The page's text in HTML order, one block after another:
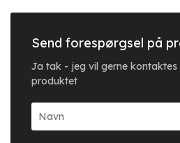
Send forespørgsel på
Ja tak - jeg vil gerne kontaktes
produktet